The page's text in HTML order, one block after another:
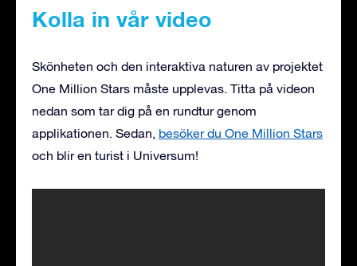
Kolla in vår video
Skönheten och den interaktiva naturen av projektet
One Million Stars måste upplevas. Titta på videon
nedan som tar dig på en rundtur genom
applikationen. Sedan, besöker du One Million Stars
och blir en turist i Universum!